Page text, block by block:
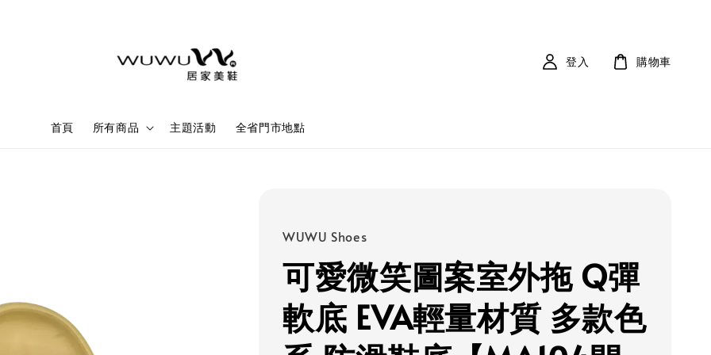
首頁 所有商品 主題活動 全省門市地點
登入 購物車
WUWU Shoes
可愛微笑圖案室外拖 Q彈
軟底 EVA輕量材質 多款色